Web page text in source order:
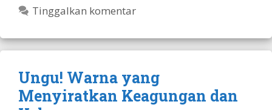
Tinggalkan komentar
Ungu! Warna yang
Menyiratkan Keagungan dan